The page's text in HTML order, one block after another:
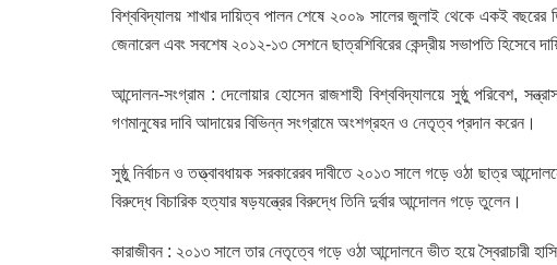
বিশ্ববিদ্যালয় শাখার দায়িত্ব পালন শেষে ২০০৯ সালের জুলাই থেকে একই বছরের
জেনারেল এবং সবশেষ ২০১২-১৩ সেশনে ছাত্রশিবিরের কেন্দ্রীয় সভাপতি হিসেবে
আন্দোলন-সংগ্রাম : দেলোয়ার হোসেন রাজশাহী বিশ্ববিদ্যালয়ে সুষ্ঠু পরিবেশ,
গণমানুষের দাবি আদায়ের বিভিন্ন সংগ্রামে অংশগ্রহন ও নেতৃত্ব প্রদান করেন।
সুষ্ঠু নির্বাচন ও তত্ত্বাবধায়ক সরকারেরব দাবীতে ২০১৩ সালে গড়ে ওঠা ছাত্র
বিরুদ্ধে বিচারিক হত্যার ষড়যন্ত্রের বিরুদ্ধে তিনি দুর্বার আন্দোলন গড়ে তুলেন।
কারাজীবন : ২০১৩ সালে তার নেতৃত্বে গড়ে ওঠা আন্দোলনে ভীত হয়ে স্বৈরাচারী